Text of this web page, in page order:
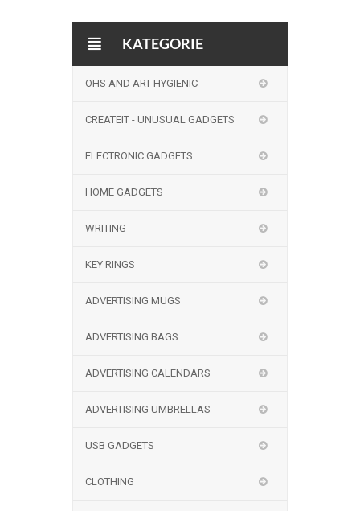
KATEGORIE
OHS AND ART HYGIENIC
CREATEIT - UNUSUAL GADGETS
ELECTRONIC GADGETS
HOME GADGETS
WRITING
KEY RINGS
ADVERTISING MUGS
ADVERTISING BAGS
ADVERTISING CALENDARS
ADVERTISING UMBRELLAS
USB GADGETS
CLOTHING